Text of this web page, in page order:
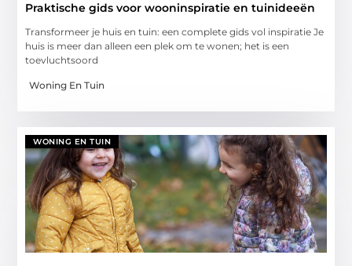
Praktische gids voor wooninspiratie en tuinideeën
Transformeer je huis en tuin: een complete gids vol inspiratie Je
huis is meer dan alleen een plek om te wonen; het is een
toevluchtsoord
Woning En Tuin
WONING EN TUIN